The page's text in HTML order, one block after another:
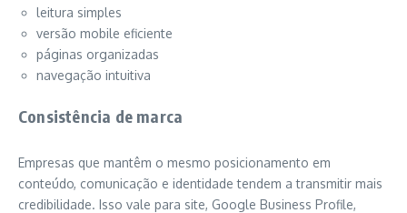
leitura simples
versão mobile eficiente
páginas organizadas
navegação intuitiva
Consistência de marca
Empresas que mantêm o mesmo posicionamento em
conteúdo, comunicação e identidade tendem a transmitir mais
credibilidade. Isso vale para site, Google Business Profile,